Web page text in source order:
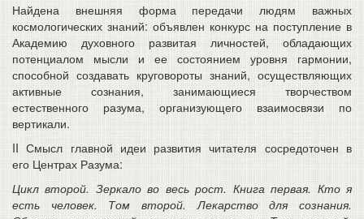
Найдена внешняя форма передачи людям важных
космологических знаний: объявлен конкурс на поступление в
Академию духовного развитая личностей, обладающих
потенциалом мысли и ее состоянием уровня гармонии,
способной создавать круговороты знаний, осуществляющих
активные сознания, занимающиеся творчеством
естественного разума, организующего взаимосвязи по
вертикали.
II Смысл главной идеи развития читателя сосредоточен в
его Центрах Разума:
Цикл второй. Зеркало во весь рост. Книга первая. Кто я
есть человек. Том второй. Лекарство для сознания.